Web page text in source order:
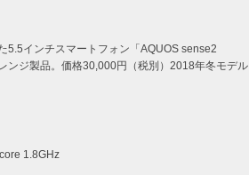
5.5インチスマートフォン「AQUOS sense2
ンジ製品。価格30,000円（税別）2018年冬モデル
1.8GHz